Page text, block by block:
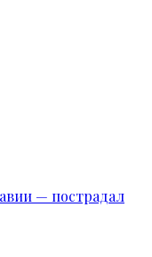
— пострадал